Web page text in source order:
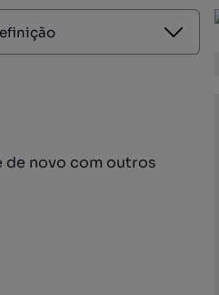
de novo com outros